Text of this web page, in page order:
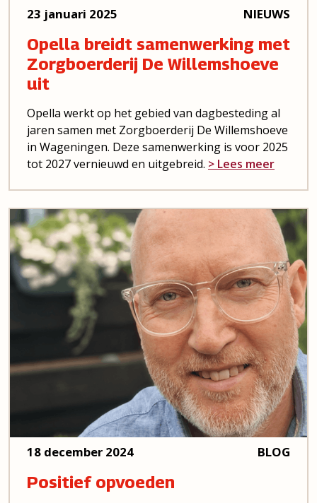
23 januari 2025 NIEUWS
Opella breidt samenwerking met
Zorgboerderij De Willemshoeve
uit
Opella werkt op het gebied van dagbesteding al
jaren samen met Zorgboerderij De Willemshoeve
in Wageningen. Deze samenwerking is voor 2025
tot 2027 vernieuwd en uitgebreid. > Lees meer
18 december 2024 BLOG
Positief opvoeden